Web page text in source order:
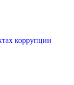
коррупции